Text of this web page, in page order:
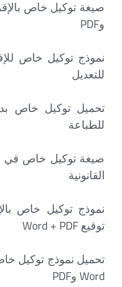
وPDF
للتعديل
للطباعة
صيغة توكيل خاص في
القانونية
نموذج توكيل خاص
توقيع Word + PDF
تحميل نموذج توكيل
Word وPDF